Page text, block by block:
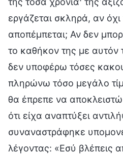
εργάζεται σκληρά, αν όχι
αποπέμπεται; Αν δεν
το καθήκον της με αυτόν
δεν υποφέρω τόσες
πληρώνω τόσο μεγάλο
θα έπρεπε να
ότι είχα αναπτύξει
συναναστράφηκε
λέγοντας: «Εσύ βλέπεις